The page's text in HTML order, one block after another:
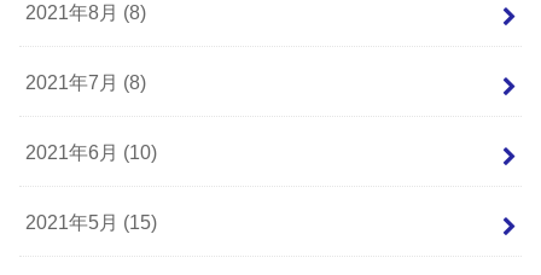
2021年8月 (8)
2021年7月 (8)
2021年6月 (10)
2021年5月 (15)